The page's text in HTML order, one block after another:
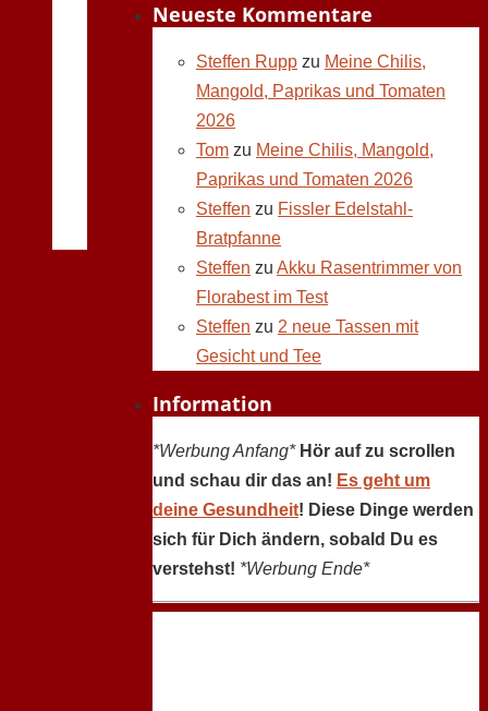
Neueste Kommentare
Steffen Rupp zu Meine Chilis,
Mangold, Paprikas und Tomaten
2026
Tom zu Meine Chilis, Mangold,
Paprikas und Tomaten 2026
Steffen zu Fissler Edelstahl-
Bratpfanne
Steffen zu Akku Rasentrimmer von
Florabest im Test
Steffen zu 2 neue Tassen mit
Gesicht und Tee
Information
*Werbung Anfang* Hör auf zu scrollen
und schau dir das an! Es geht um
deine Gesundheit! Diese Dinge werden
sich für Dich ändern, sobald Du es
verstehst! *Werbung Ende*